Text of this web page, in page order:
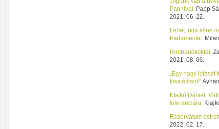
Pannival. Papp
2021. 06. 22.
Lehet, oda kéne
Parlamentet.
Robbanókoktél.
2021. 08. 06.
„Egy nagy lófaszt
kisajátítani!”
Klajkó Dániel:
toleranciára.
Rezervátum
2022. 02. 17.